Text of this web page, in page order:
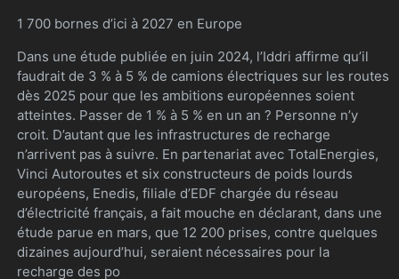
1 700 bornes d’ici à 2027 en Europe
Dans une étude publiée en juin 2024, l’Iddri affirme qu’il
faudrait de 3 % à 5 % de camions électriques sur les routes
dès 2025 pour que les ambitions européennes soient
atteintes. Passer de 1 % à 5 % en un an ? Personne n’y
croit. D’autant que les infrastructures de recharge
n’arrivent pas à suivre. En partenariat avec TotalEnergies,
Vinci Autoroutes et six constructeurs de poids lourds
européens, Enedis, filiale d’EDF chargée du réseau
d’électricité français, a fait mouche en déclarant, dans une
étude parue en mars, que 12 200 prises, contre quelques
dizaines aujourd’hui, seraient nécessaires pour la
recharge des po